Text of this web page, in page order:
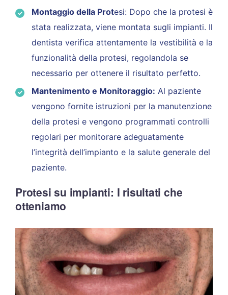
Montaggio della Protesi: Dopo che la protesi è
stata realizzata, viene montata sugli impianti. Il
dentista verifica attentamente la vestibilità e la
funzionalità della protesi, regolandola se
necessario per ottenere il risultato perfetto.
Mantenimento e Monitoraggio: Al paziente
vengono fornite istruzioni per la manutenzione
della protesi e vengono programmati controlli
regolari per monitorare adeguatamente
l’integrità dell’impianto e la salute generale del
paziente.
Protesi su impianti: I risultati che
otteniamo